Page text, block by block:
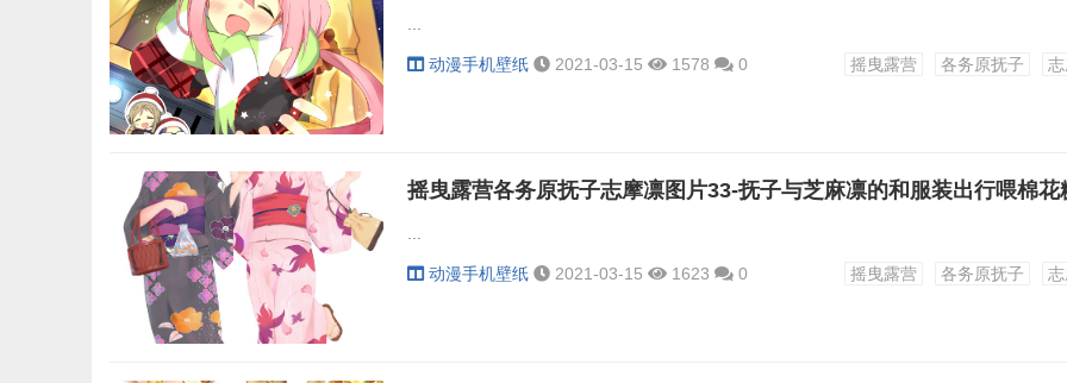
动漫手机壁纸 2021-03-15 1578 0 摇曳露营 各务原抚子
动漫手机壁纸 2021-03-15 1623 0 摇曳露营 各务原抚子